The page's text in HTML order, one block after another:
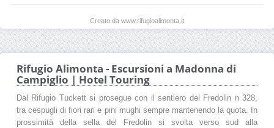
Creato da www.rifugioalimonta.it
Rifugio Alimonta - Escursioni a Madonna di
Campiglio | Hotel Touring
Dal Rifugio Tuckett si prosegue con il sentiero del Fredolin n 328,
tra cespugli di fiori rari e pini mughi sempre mantenendo la quota. In
prossimità della sella del Fredolin si svolta verso sud alla